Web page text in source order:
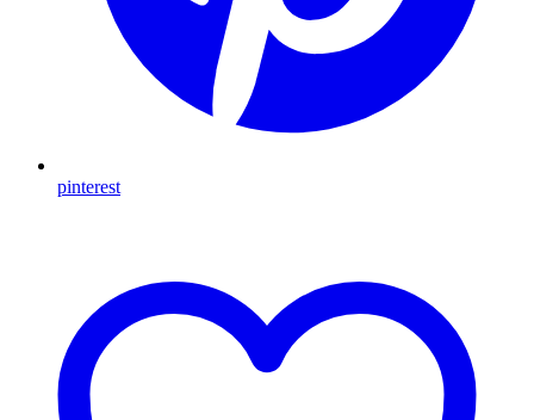
pinterest